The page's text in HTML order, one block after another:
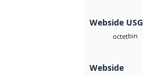
Webside
octetbin
Webside